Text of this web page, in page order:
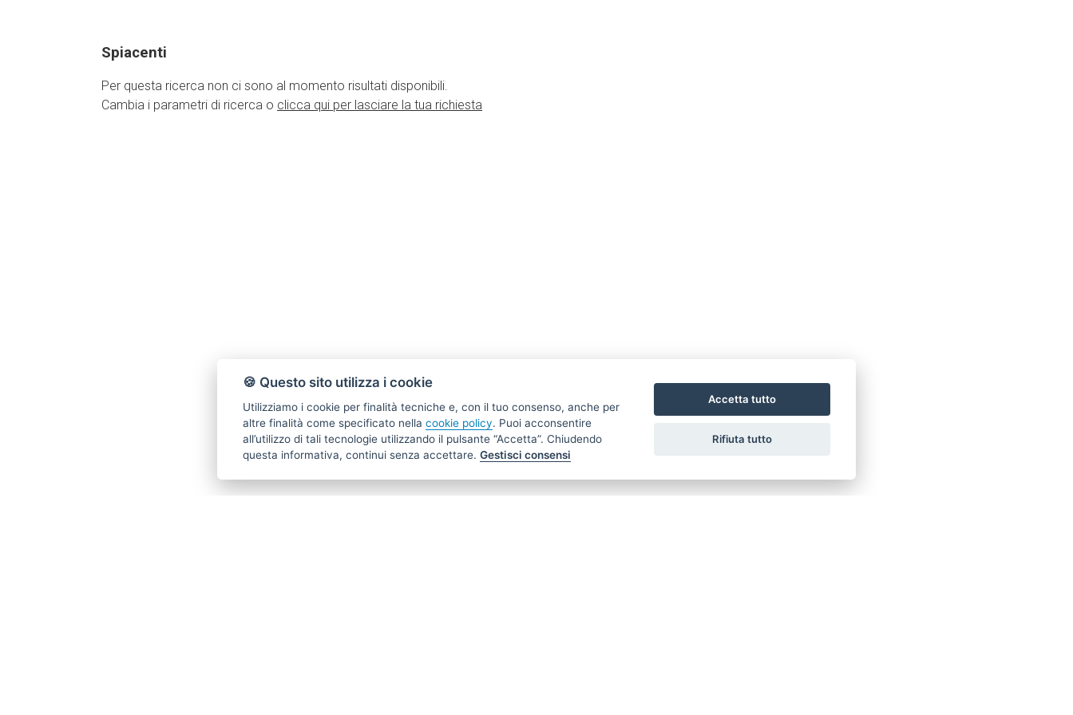
Spiacenti
Per questa ricerca non ci sono al momento risultati disponibili.
Cambia i parametri di ricerca o clicca qui per lasciare la tua richiesta
🍪 Questo sito utilizza i cookie
Utilizziamo i cookie per finalità tecniche e, con il tuo consenso, anche per
altre finalità come specificato nella cookie policy. Puoi acconsentire
all’utilizzo di tali tecnologie utilizzando il pulsante “Accetta”. Chiudendo
questa informativa, continui senza accettare. Gestisci consensi
Accetta tutto
Rifiuta tutto